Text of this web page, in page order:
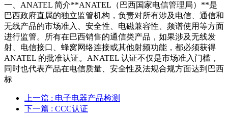
一、ANATEL 简介**ANATEL（巴西国家电信管理局）**是
巴西政府直属的独立监管机构，负责对所有涉及电信、通信和
无线产品的市场准入、安全性、电磁兼容性、频谱使用等方面
进行监管。所有在巴西销售的通信类产品，如果涉及无线发
射、电信接口、蜂窝网络连接或其他射频功能，都必须获得
ANATEL 的批准认证。ANATEL 认证不仅是市场准入门槛，
同时也代表产品在电信质量、安全性及法规合规方面达到巴西
标
上一篇 : 电子电器产品检测
下一篇 : CCC认证